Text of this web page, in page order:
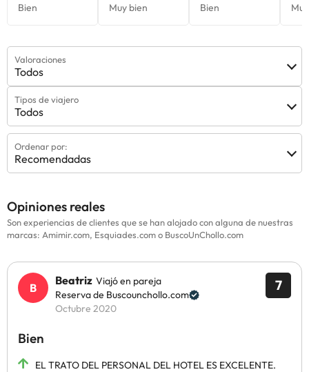
Valoraciones
Todos
Tipos de viajero
Todos
Ordenar por:
Recomendadas
Opiniones reales
Son experiencias de clientes que se han alojado con alguna de nuestras
marcas: Amimir.com, Esquiades.com o BuscoUnChollo.com
7
Beatriz Viajó en pareja
Reserva de Buscounchollo.com
Octubre 2020
Bien
EL TRATO DEL PERSONAL DEL HOTEL ES EXCELENTE.